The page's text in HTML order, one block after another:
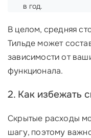
в год.
В целом, средняя
Тильде может
зависимости от
функционала.
2. Как избежать
Скрытые расходы
шагу, поэтому